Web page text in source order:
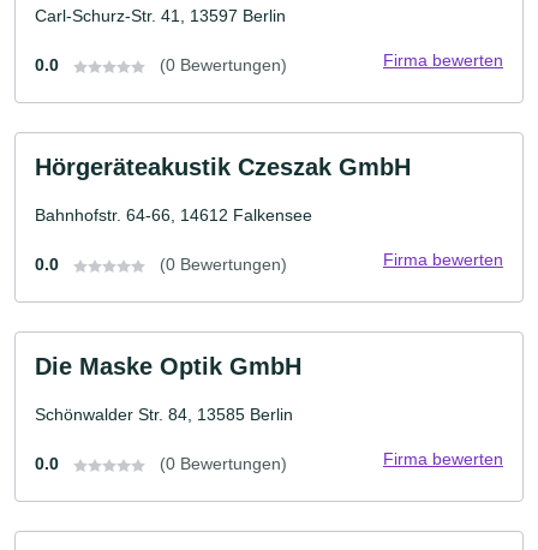
Carl-Schurz-Str. 41, 13597 Berlin
0.0 (0 Bewertungen) Firma bewerten
Hörgeräteakustik Czeszak GmbH
Bahnhofstr. 64-66, 14612 Falkensee
0.0 (0 Bewertungen) Firma bewerten
Die Maske Optik GmbH
Schönwalder Str. 84, 13585 Berlin
0.0 (0 Bewertungen) Firma bewerten